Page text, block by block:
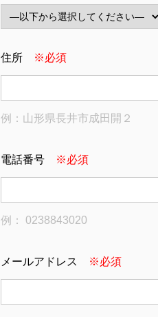
住所 ※必須
例：山形県長井市成田開２
電話番号 ※必須
例： 0238843020
メールアドレス ※必須